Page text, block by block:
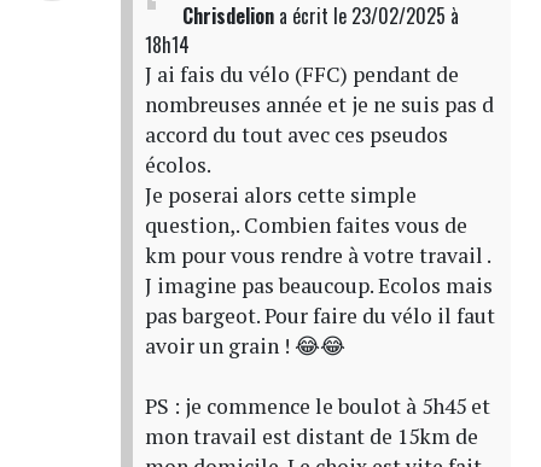
Chrisdeliona écrit le 23/02/2025 à
18h14
J ai fais du vélo (FFC) pendant de
nombreuses année et je ne suis pas d
accord du tout avec ces pseudos
écolos.
Je poserai alors cette simple
question,. Combien faites vous de
km pour vous rendre à votre travail .
J imagine pas beaucoup. Ecolos mais
pas bargeot. Pour faire du vélo il faut
avoir un grain ! 😂😂
PS : je commence le boulot à 5h45 et
mon travail est distant de 15km de